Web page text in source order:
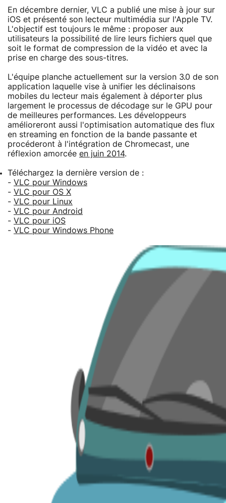
En décembre dernier, VLC a publié une mise à jour sur
iOS et présenté son lecteur multimédia sur l'Apple TV.
L'objectif est toujours le même : proposer aux
utilisateurs la possibilité de lire leurs fichiers quel que
soit le format de compression de la vidéo et avec la
prise en charge des sous-titres.
L'équipe planche actuellement sur la version 3.0 de son
application laquelle vise à unifier les déclinaisons
mobiles du lecteur mais également à déporter plus
largement le processus de décodage sur le GPU pour
de meilleures performances. Les développeurs
amélioreront aussi l'optimisation automatique des flux
en streaming en fonction de la bande passante et
procéderont à l'intégration de Chromecast, une
réflexion amorcée en juin 2014.
Téléchargez la dernière version de :
- VLC pour Windows
- VLC pour OS X
- VLC pour Linux
- VLC pour Android
- VLC pour iOS
- VLC pour Windows Phone